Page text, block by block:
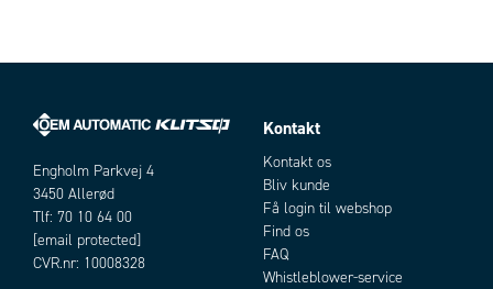
Engholm Parkvej 4
3450 Allerød
Tlf: 70 10 64 00
[email protected]
CVR.nr: 10008328
Kontakt
Kontakt os
Bliv kunde
Få login til webshop
Find os
FAQ
Whistleblower-service